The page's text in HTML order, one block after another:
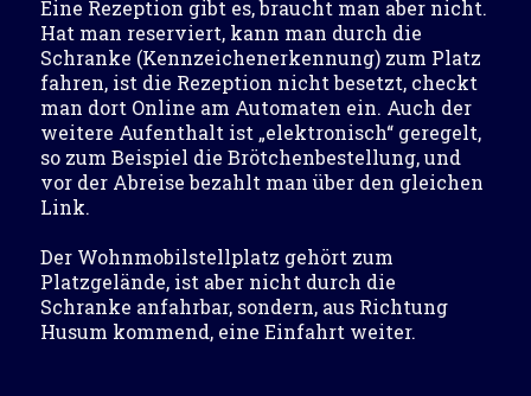
Eine Rezeption gibt es, braucht man aber nicht.
Hat man reserviert, kann man durch die
Schranke (Kennzeichenerkennung) zum Platz
fahren, ist die Rezeption nicht besetzt, checkt
man dort Online am Automaten ein. Auch der
weitere Aufenthalt ist „elektronisch“ geregelt,
so zum Beispiel die Brötchenbestellung, und
vor der Abreise bezahlt man über den gleichen
Link.
Der Wohnmobilstellplatz gehört zum
Platzgelände, ist aber nicht durch die
Schranke anfahrbar, sondern, aus Richtung
Husum kommend, eine Einfahrt weiter.